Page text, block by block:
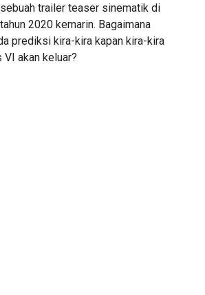
trailer teaser sinematik di
2020 kemarin. Bagaimana
prediksi kira-kira kapan kira-kira
akan keluar?